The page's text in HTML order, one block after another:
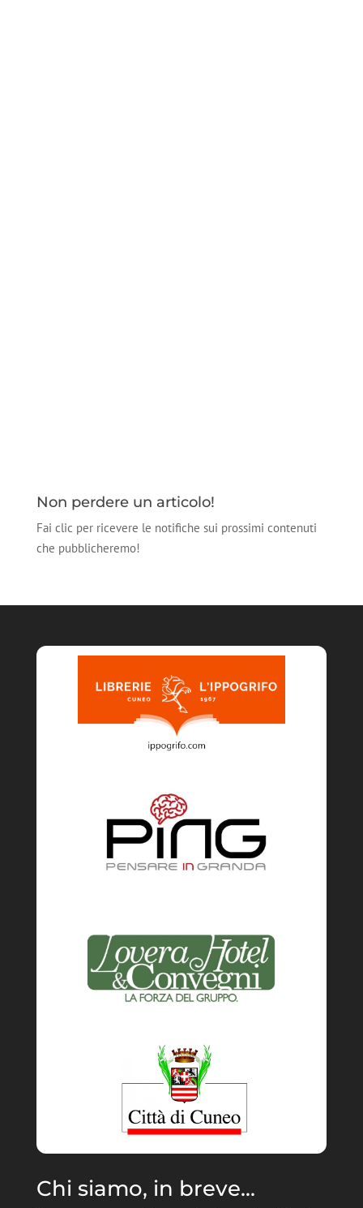
Non perdere un articolo!
Fai clic per ricevere le notifiche sui prossimi contenuti
che pubblicheremo!
Chi siamo, in breve...